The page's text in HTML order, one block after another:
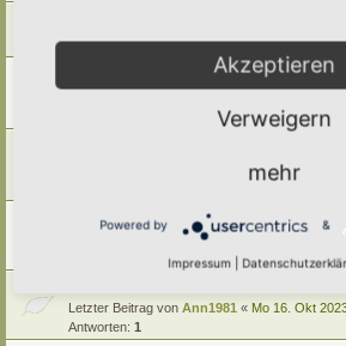
Letzter Beitrag vonAlma«Sa 21. Feb 2026,
Dornenlose Himbeeren
Letzter Beitrag vonBorovinka«Mi 30. Jul
«Di 29. Jul
Kulturbrombeeren
Ann1981
Mi 30. Okt
Letzter Beitrag von Ann1981 « Mo 16. Okt
Antworten: 1
Akzeptieren
Verweigern
mehr
Powered by &
Impressum